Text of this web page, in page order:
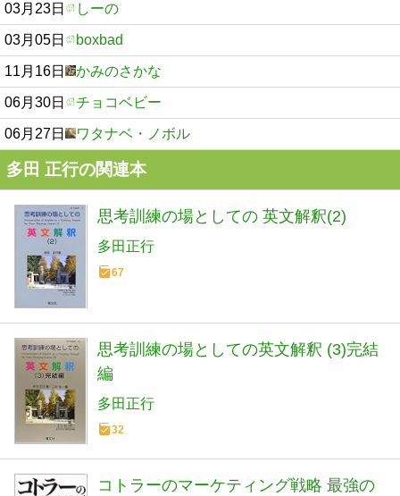
03月23日 しーの
03月05日 boxbad
11月16日 かみのさかな
06月30日 チョコベビー
06月27日 ワタナベ・ノボル
多田 正行の関連本
思考訓練の場としての 英文解釈(2)
多田正行
67
思考訓練の場としての英文解釈 (3)完結
編
多田正行
32
コトラーのマーケティング戦略 最強の